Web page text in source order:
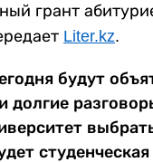
грант
Liter.kz.
будут
долгие